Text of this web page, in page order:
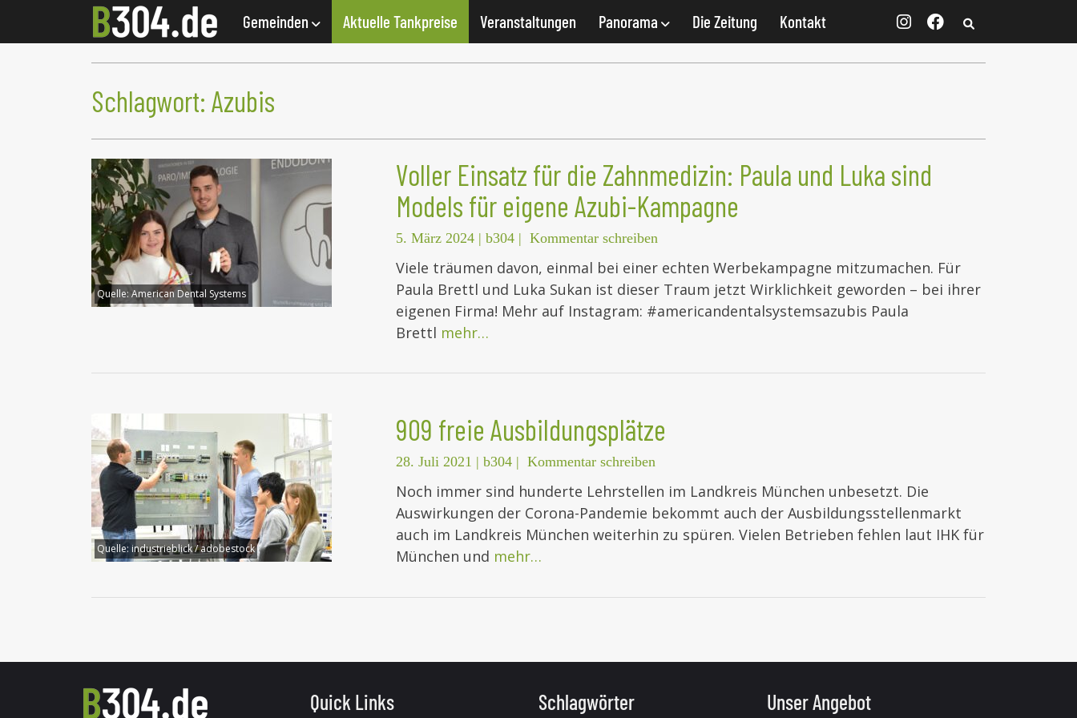
Gemeinden Aktuelle Tankpreise Veranstaltungen Panorama Die Zeitung Kontakt
Schlagwort: Azubis
Quelle:American Dental Systems
Voller Einsatz für die Zahnmedizin: Paula und Luka sind
Models für eigene Azubi-Kampagne
5. März 2024 | b304 | Kommentar schreiben
Viele träumen davon, einmal bei einer echten Werbekampagne mitzumachen. Für
Paula Brettl und Luka Sukan ist dieser Traum jetzt Wirklichkeit geworden – bei ihrer
eigenen Firma! Mehr auf Instagram: #americandentalsystemsazubis Paula
Brettl mehr…
Quelle: industrieblick / adobestock
909 freie Ausbildungsplätze
28. Juli 2021 | b304 | Kommentar schreiben
Noch immer sind hunderte Lehrstellen im Landkreis München unbesetzt. Die
Auswirkungen der Corona-Pandemie bekommt auch der Ausbildungsstellenmarkt
auch im Landkreis München weiterhin zu spüren. Vielen Betrieben fehlen laut IHK für
München und mehr…
Quick Links Schlagwörter Unser Angebot